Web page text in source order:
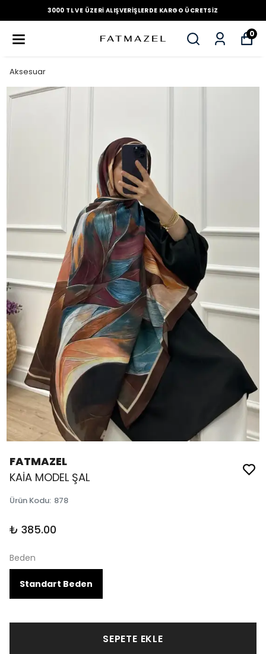
3000 TL VE ÜZERI ALIŞVERIŞLERDE KARGO ÜCRETSIZ
0
Aksesuar
FATMAZEL
KAİA MODEL ŞAL
Ürün Kodu: 878
₺ 385.00
Beden
Standart Beden
SEPETE EKLE